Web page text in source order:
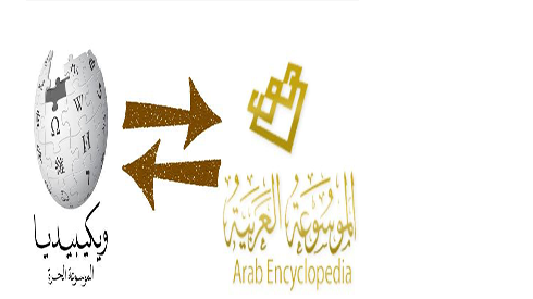
أربعة مؤلفات هي: الحكم، الأدلة، تنظيم
التغذية، ورسالته في جروح الرأس.
ويعود له الفضل بأنه حرر الطب من
الدين والفلسفة.
- هل تعلم أن المرجان إفراز حيواني
يتكون في البحر ويتركب من مادة
كربونات الكلسيوم، وهو أحمر أو شديد
الحمرة وهو أجود أنواعه، ويمتاز بكبر
الحجم ويسمى الش